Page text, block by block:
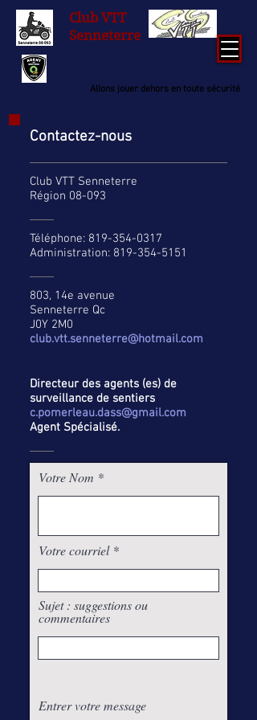
Club VTT
Senneterre
Allons jouer dehors en toute sécurité
Contactez-nous
Club VTT Senneterre
Région 08-093
Téléphone: 819-354-0317
Administration: 819-354-5151
803, 14e avenue
Senneterre Qc
J0Y 2M0
club.vtt.senneterre@hotmail.com
Directeur des agents (es) de
surveillance de sentiers
c.pomerleau.dass@gmail.com
Agent Spécialisé.
Votre Nom
Votre courriel
Sujet : suggestions ou
commentaires
Entrer votre message